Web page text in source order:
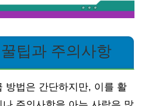
팁과 주의사항
방법은 간단하지만, 이를 활